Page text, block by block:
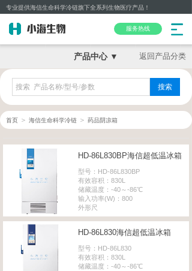
专业提供海信生命科学冷链旗下全系列生物医疗产品！
返回产品分类
产品中心 ▼
搜索
首页 ＞ 海信生命科学冷链 ＞ 药品阴凉箱
HD-86L830BP海信超低温冰箱
型号：HD-86L830BP
有效容积：830L
储藏温度：-40～-86℃
输入功率(W)：800
外形尺
HD-86L830海信超低温冰箱
型号：HD-86L830
有效容积：830L
储藏温度：-40～-86℃
服务热线